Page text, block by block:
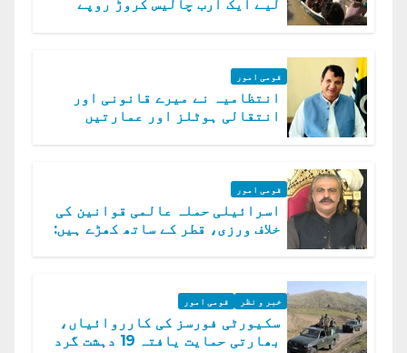
لیے ایک ارب چالیس کروڑ روپے
قومی امور
انتظامیہ نے میرے قانونی اور
انتقالی ہوٹلز اور عمارتیں
قومی امور
اسرائیلی حملہ عالمی قوانین کی
خلاف ورزی، قطر کے ساتھ کھڑے ہیں:
خبر و نظر قومی امور
سکیورٹی فورسز کی کارروائیاں،
بھارتی حمایت یافتہ 19 دہشت گرد